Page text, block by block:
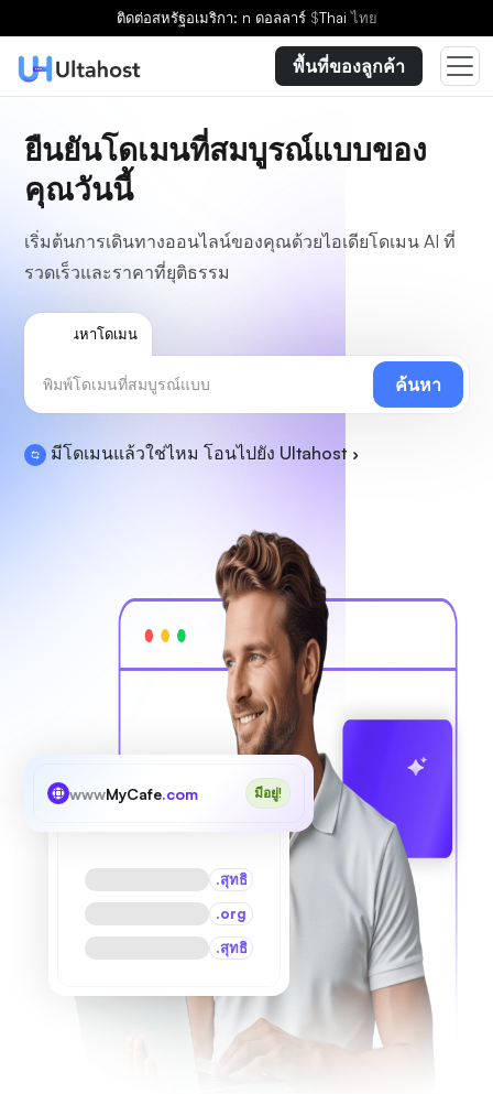
ติดต่อสหรัฐอเมริกา: n ดอลลาร์ $Thaiไทย
พื้นที่ของลูกค้า
ยืนยันโดเมนที่สมบูรณ์แบบของ
คุณวันนี้
เริ่มต้นการเดินทางออนไลน์ของคุณด้วยไอเดียโดเมน AI ที่
รวดเร็วและราคาที่ยุติธรรม
ค้นหาโดเมน
ค้นหา
มีโดเมนแล้วใช่ไหม โอนไปยัง Ultahost
wwwMyCafe.com มีอยู่!
.สุทธิ
.org
.สุทธิ